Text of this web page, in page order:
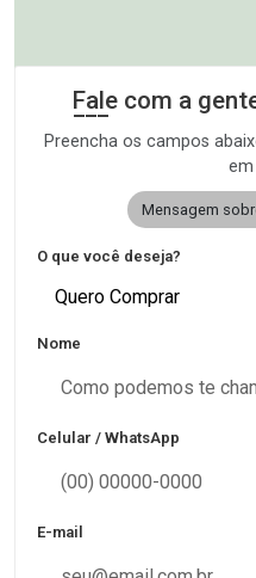
Fale com a
Preencha os campos
em
Mensagem
O que você deseja?
Quero Comprar
Nome
Celular / WhatsApp
E-mail